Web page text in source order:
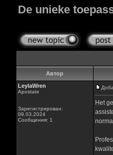
De unieke
Автор
LeylaWren
Apostate
Зарегистрирован:
09.03.2024
Сообщения: 1
Het